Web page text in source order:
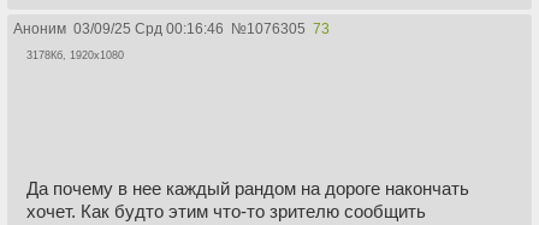
Аноним 03/09/25 Срд 00:16:46 №1076305 73
3178Кб, 1920x1080
Да почему в нее каждый рандом на дороге накончать
хочет. Как будто этим что-то зрителю сообщить